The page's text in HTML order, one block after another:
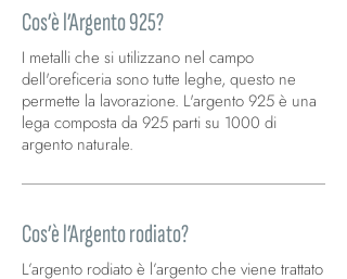
Cos’è l’Argento 925?
I metalli che si utilizzano nel campo
dell'oreficeria sono tutte leghe, questo ne
permette la lavorazione. L'argento 925 è una
lega composta da 925 parti su 1000 di
argento naturale.
Cos’è l’Argento rodiato?
L’argento rodiato è l’argento che viene trattato